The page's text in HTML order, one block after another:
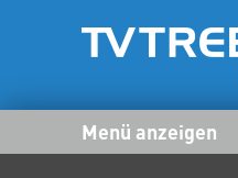
Menü anzeigen